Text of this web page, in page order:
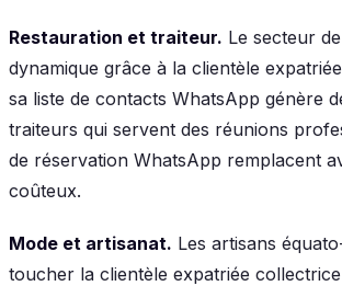
Restauration et traiteur. Le secteur
dynamique grâce à la clientèle
sa liste de contacts WhatsApp génère
traiteurs qui servent des réunions
de réservation WhatsApp remplacent
coûteux.
Mode et artisanat. Les artisans
toucher la clientèle expatriée